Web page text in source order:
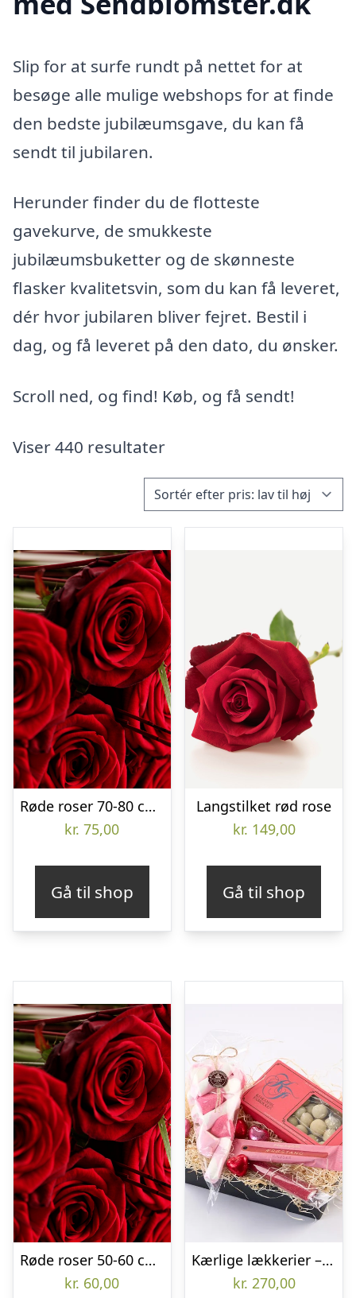
Slip for at surfe rundt på nettet for at
besøge alle mulige webshops for at finde
den bedste jubilæumsgave, du kan få
sendt til jubilaren.
Herunder finder du de flotteste
gavekurve, de smukkeste
jubilæumsbuketter og de skønneste
flasker kvalitetsvin, som du kan få leveret,
dér hvor jubilaren bliver fejret. Bestil i
dag, og få leveret på den dato, du ønsker.
Scroll ned, og find! Køb, og få sendt!
Viser 440 resultater
Røde roser 70-80 cm pr. stk.
kr. 75,00
Gå til shop
Langstilket rød rose
kr. 149,00
Gå til shop
Røde roser 50-60 cm pr. stk.
kr. 60,00
Kærlige lækkerier – Send blomster med Bloomit
kr. 270,00